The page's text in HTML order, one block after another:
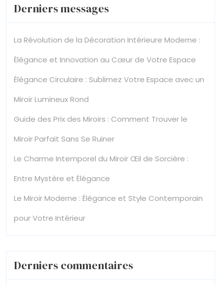
Derniers messages
La Révolution de la Décoration Intérieure Moderne :
Élégance et Innovation au Cœur de Votre Espace
Élégance Circulaire : Sublimez Votre Espace avec un
Miroir Lumineux Rond
Guide des Prix des Miroirs : Comment Trouver le
Miroir Parfait Sans Se Ruiner
Le Charme Intemporel du Miroir Œil de Sorcière :
Entre Mystère et Élégance
Le Miroir Moderne : Élégance et Style Contemporain
pour Votre Intérieur
Derniers commentaires